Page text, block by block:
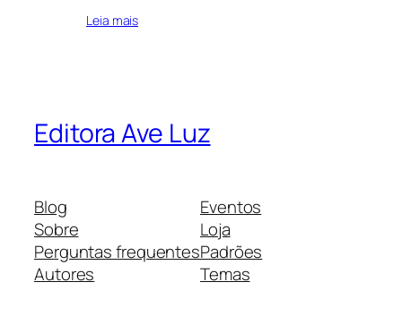
Leia mais
Editora Ave Luz
Blog
Sobre
Perguntas frequentes
Autores
Eventos
Loja
Padrões
Temas